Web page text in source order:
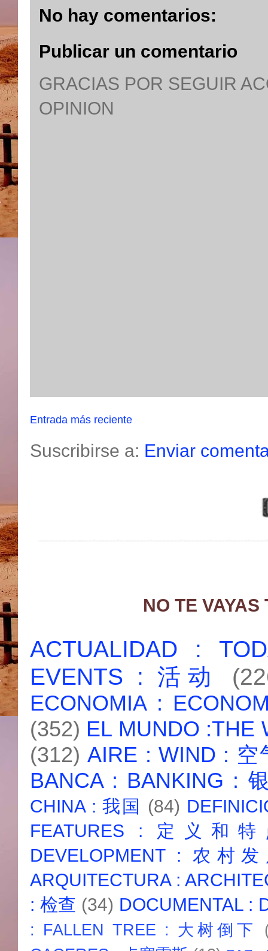
No hay comentarios:
Publicar un comentario
GRACIAS POR SEGUIR
OPINION
Entrada más reciente
Suscribirse a: Enviar
NO TE
ACTUALIDAD :
EVENTS : 活动
ECONOMIA :
(352) EL MUNDO :THE
(312) AIRE : WIND : 空
BANCA : BANKING :
CHINA : 我国 (84)
FEATURES : 定义和
DEVELOPMENT : 农村
ARQUITECTURA :
: 检查 (34) DOCUMENTAL :
: FALLEN TREE : 大树倒下